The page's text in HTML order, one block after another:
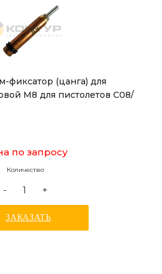
фиксатор (цанга) для
М8 для пистолетов С08/
по запросу
Количество
- +
ЗАКАЗАТЬ